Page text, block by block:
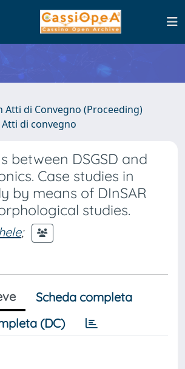
Atti di Convegno (Proceeding)
di convegno
between DSGSD and
Case studies in
by means of DInSAR
studies.
;
Scheda completa
(DC)